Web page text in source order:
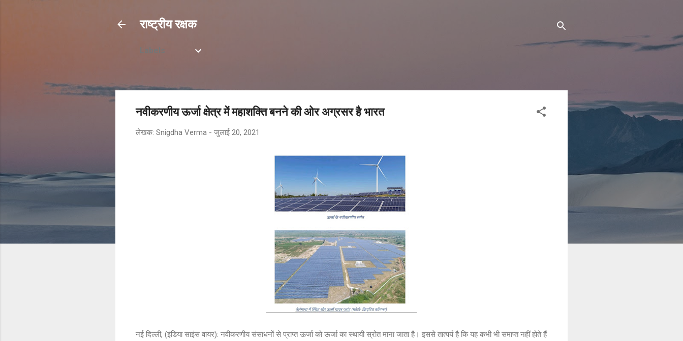
राष्ट्रीय रक्षक
Labels
नवीकरणीय ऊर्जा क्षेत्र में महाशक्ति बनने की ओर अग्रसर है भारत
लेखक: Snigdha Verma - जुलाई 20, 2021
नई दिल्ली, (इंडिया साइंस वायर): नवीकरणीय संसाधनों से प्राप्त ऊर्जा को ऊर्जा का स्थायी स्रोत माना जाता है। इससे तात्पर्य है कि यह कभी भी समाप्त नहीं होते हैं